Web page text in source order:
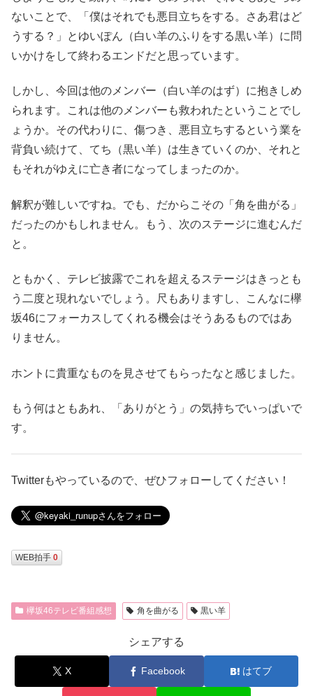
ないことで、「僕はそれでも悪目立ちをする。さあ君はど
うする？」とゆいぽん（白い羊のふりをする黒い羊）に問
いかけをして終わるエンドだと思っています。
しかし、今回は他のメンバー（白い羊のはず）に抱きしめ
られます。これは他のメンバーも救われたということでし
ょうか。その代わりに、傷つき、悪目立ちするという業を
背負い続けて、てち（黒い羊）は生きていくのか、それと
もそれがゆえに亡き者になってしまったのか。
解釈が難しいですね。でも、だからこその「角を曲がる」
だったのかもしれません。もう、次のステージに進むんだ
と。
ともかく、テレビ披露でこれを超えるステージはきっとも
う二度と現れないでしょう。尺もありますし、こんなに欅
坂46にフォーカスしてくれる機会はそうあるものではあ
りません。
ホントに貴重なものを見させてもらったなと感じました。
もう何はともあれ、「ありがとう」の気持ちでいっぱいで
す。
Twitterもやっているので、ぜひフォローしてください！
WEB拍手 0
欅坂46テレビ番組感想 角を曲がる 黒い羊
シェアする
X Facebook はてブ